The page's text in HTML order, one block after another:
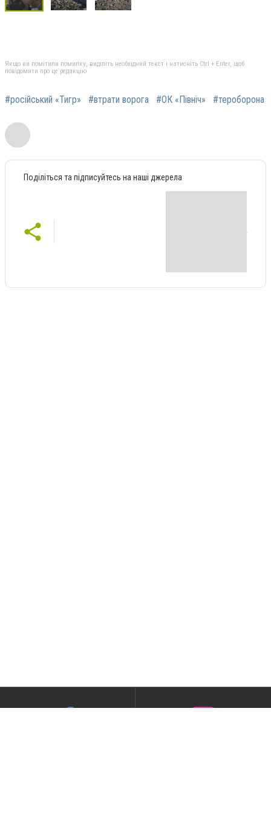
Якщо ви помітили помилку, виділіть необхідний текст і натисніть Ctrl + Enter, щоб
повідомити про це редакцію
#російський «Тигр» #втрати ворога #ОК «Північ» #тероборона
Поділіться та підписуйтесь на наші джерела